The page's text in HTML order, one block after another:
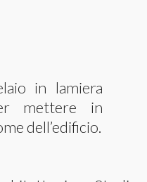
in lamiera
mettere in
dell’edificio.